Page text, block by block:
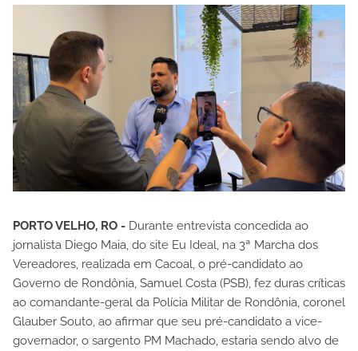
PORTO VELHO, RO - Durante entrevista concedida ao
jornalista Diego Maia, do site Eu Ideal, na 3ª Marcha dos
Vereadores, realizada em Cacoal, o pré-candidato ao
Governo de Rondônia, Samuel Costa (PSB), fez duras críticas
ao comandante-geral da Polícia Militar de Rondônia, coronel
Glauber Souto, ao afirmar que seu pré-candidato a vice-
governador, o sargento PM Machado, estaria sendo alvo de